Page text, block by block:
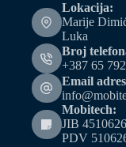
Lokacija:
Marije
Luka
Broj
+387 65
Email
Mobitech:
JIB
PDV